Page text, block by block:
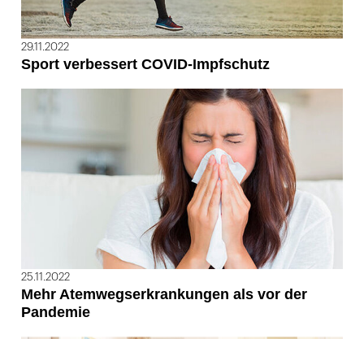
29.11.2022
Sport verbessert COVID-Impfschutz
25.11.2022
Mehr Atemwegserkrankungen als vor der
Pandemie